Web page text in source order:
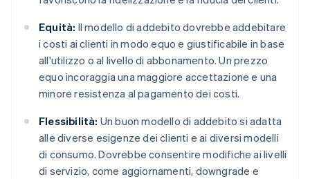
Equità: Il modello di addebito dovrebbe addebitare
i costi ai clienti in modo equo e giustificabile in base
all'utilizzo o al livello di abbonamento. Un prezzo
equo incoraggia una maggiore accettazione e una
minore resistenza al pagamento dei costi.
Flessibilità: Un buon modello di addebito si adatta
alle diverse esigenze dei clienti e ai diversi modelli
di consumo. Dovrebbe consentire modifiche ai livelli
di servizio, come aggiornamenti, downgrade e